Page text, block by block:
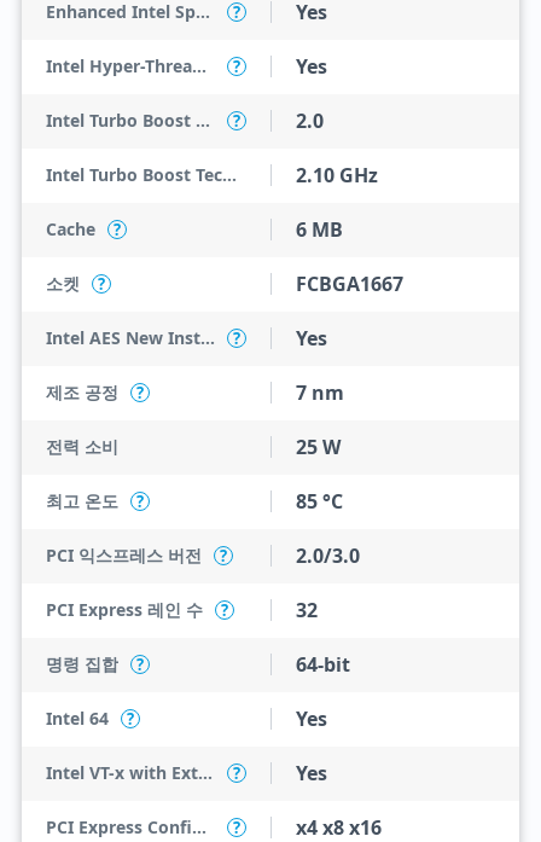
Enhanced Intel SpeedStep Technology ? Yes
Intel Hyper-Threading Technology ? Yes
Intel Turbo Boost Technology ? 2.0
Intel Turbo Boost Technology 2.0 Frequency 2.10 GHz
Cache ? 6 MB
소켓 ? FCBGA1667
Intel AES New Instructions ? Yes
제조 공정 ? 7 nm
전력 소비 25 W
최고 온도 ? 85 °C
PCI 익스프레스 버전 ? 2.0/3.0
PCI Express 레인 수 ? 32
명령 집합 ? 64-bit
Intel 64 ? Yes
Intel VT-x with Extended Page Tables (EPT) ? Yes
PCI Express Configurations ? x4 x8 x16